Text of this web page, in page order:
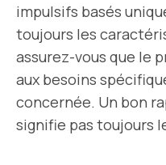
impulsifs basés
toujours les
assurez-vous que le
aux besoins
concernée. Un bon
signifie pas toujours